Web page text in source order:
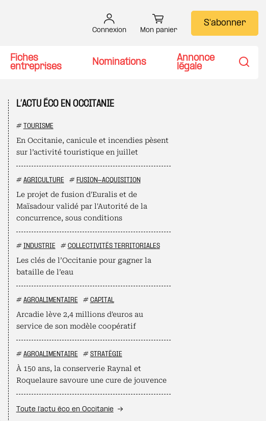
Connexion Mon panier
S'abonner
Fiches
entreprises
Nominations
Annonce
légale
L’ACTU ÉCO EN OCCITANIE
# TOURISME
En Occitanie, canicule et incendies pèsent
sur l’activité touristique en juillet
# AGRICULTURE # FUSION-ACQUISITION
Le projet de fusion d'Euralis et de
Maïsadour validé par l'Autorité de la
concurrence, sous conditions
# INDUSTRIE # COLLECTIVITÉS TERRITORIALES
Les clés de l’Occitanie pour gagner la
bataille de l’eau
# AGROALIMENTAIRE # CAPITAL
Arcadie lève 2,4 millions d'euros au
service de son modèle coopératif
# AGROALIMENTAIRE # STRATÉGIE
À 150 ans, la conserverie Raynal et
Roquelaure savoure une cure de jouvence
Toute l’actu éco en Occitanie